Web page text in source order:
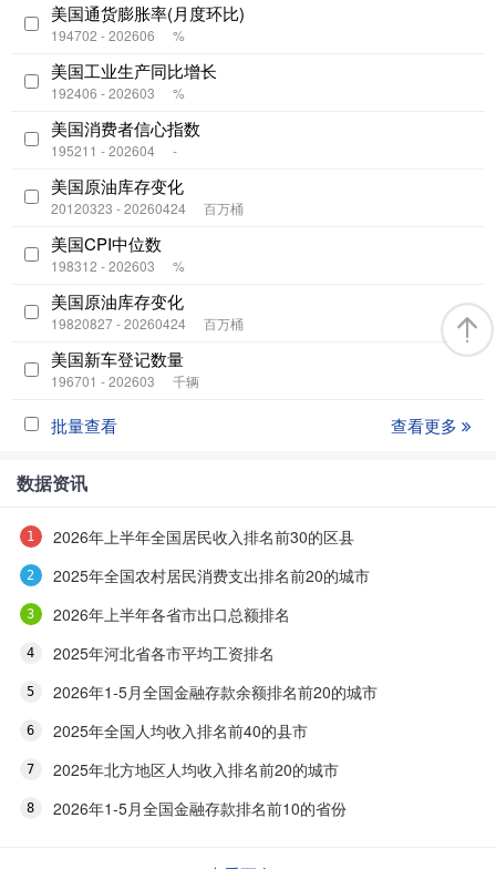
美国通货膨胀率(月度环比)
194702 - 202606 %
美国工业生产同比增长
192406 - 202603 %
美国消费者信心指数
195211 - 202604 -
美国原油库存变化
20120323 - 20260424 百万桶
美国CPI中位数
198312 - 202603 %
美国原油库存变化
19820827 - 20260424 百万桶
美国新车登记数量
196701 - 202603 千辆
批量查看 查看更多
数据资讯
2026年上半年全国居民收入排名前30的区县
2025年全国农村居民消费支出排名前20的城市
2026年上半年各省市出口总额排名
2025年河北省各市平均工资排名
2026年1-5月全国金融存款余额排名前20的城市
2025年全国人均收入排名前40的县市
2025年北方地区人均收入排名前20的城市
2026年1-5月全国金融存款排名前10的省份